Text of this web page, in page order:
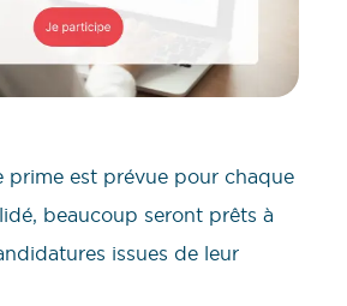
prime est prévue pour chaque
beaucoup seront prêts à
issues de leur